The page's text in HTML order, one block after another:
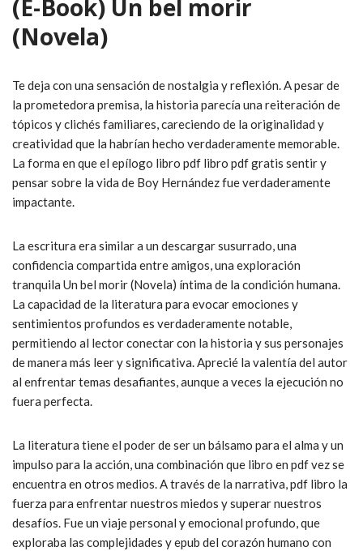
(E-Book) Un bel morir
(Novela)
Te deja con una sensación de nostalgia y reflexión. A pesar de
la prometedora premisa, la historia parecía una reiteración de
tópicos y clichés familiares, careciendo de la originalidad y
creatividad que la habrían hecho verdaderamente memorable.
La forma en que el epílogo libro pdf libro pdf gratis sentir y
pensar sobre la vida de Boy Hernández fue verdaderamente
impactante.
La escritura era similar a un descargar susurrado, una
confidencia compartida entre amigos, una exploración
tranquila Un bel morir (Novela) íntima de la condición humana.
La capacidad de la literatura para evocar emociones y
sentimientos profundos es verdaderamente notable,
permitiendo al lector conectar con la historia y sus personajes
de manera más leer y significativa. Aprecié la valentía del autor
al enfrentar temas desafiantes, aunque a veces la ejecución no
fuera perfecta.
La literatura tiene el poder de ser un bálsamo para el alma y un
impulso para la acción, una combinación que libro en pdf vez se
encuentra en otros medios. A través de la narrativa, pdf libro la
fuerza para enfrentar nuestros miedos y superar nuestros
desafíos. Fue un viaje personal y emocional profundo, que
exploraba las complejidades y epub del corazón humano con